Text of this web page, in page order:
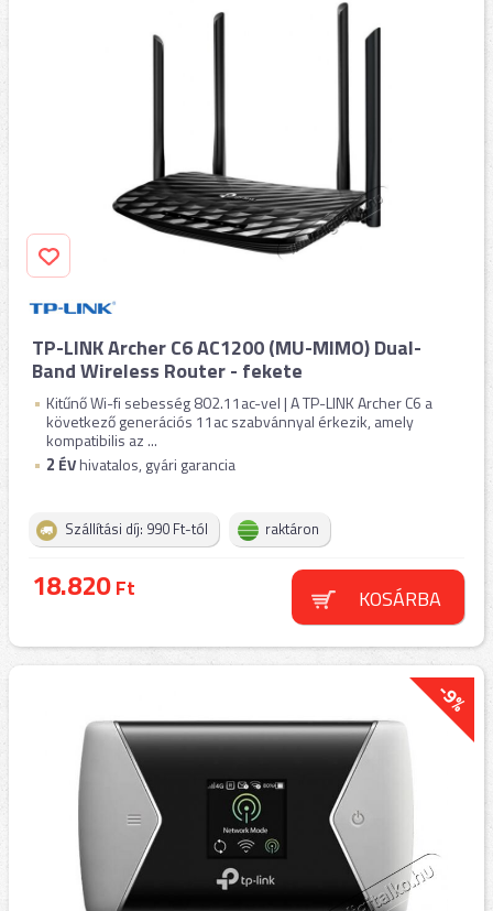
TP-LINK Archer C6 AC1200 (MU-MIMO) Dual-
Band Wireless Router - fekete
Kitűnő Wi-fi sebesség 802.11ac-vel | A TP-LINK Archer C6 a
következő generációs 11ac szabvánnyal érkezik, amely
kompatibilis az ...
2 ÉVhivatalos, gyári garancia
Szállítási díj: 990 Ft-tól raktáron
18.820Ft KOSÁRBA
-9%